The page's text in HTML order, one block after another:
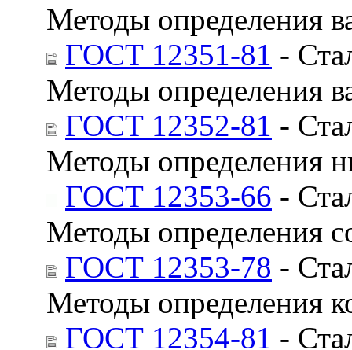
Методы определения
ГОСТ 12351-81 -
Методы определения
ГОСТ 12352-81 -
Методы определения
ГОСТ 12353-66 -
Методы определения
ГОСТ 12353-78 -
Методы определения
ГОСТ 12354-81 -